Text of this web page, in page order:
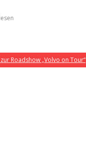
Roadshow „Volvo on Tour“